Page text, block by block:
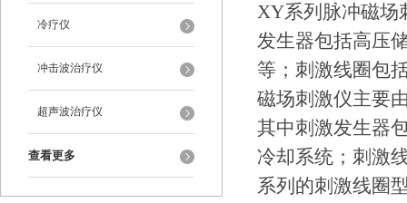
冷疗仪
冲击波治疗仪
超声波治疗仪
查看更多
XY系列脉冲磁场
发生器包括高压
等；刺激线圈包
磁场刺激仪主要
其中刺激发生器
冷却系统；刺激
系列的刺激线圈